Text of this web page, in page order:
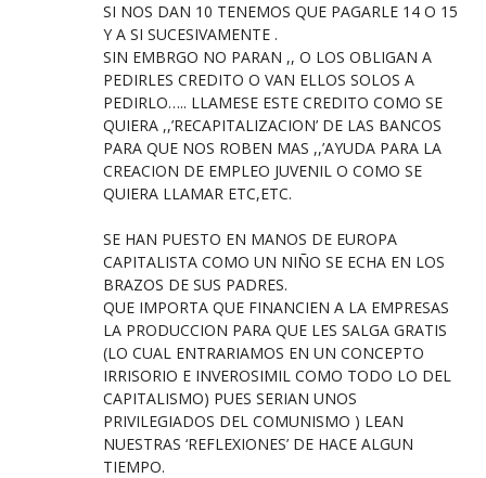
SI NOS DAN 10 TENEMOS QUE PAGARLE 14 O 15
Y A SI SUCESIVAMENTE .
SIN EMBRGO NO PARAN ,, O LOS OBLIGAN A
PEDIRLES CREDITO O VAN ELLOS SOLOS A
PEDIRLO….. LLAMESE ESTE CREDITO COMO SE
QUIERA ,,’RECAPITALIZACION’ DE LAS BANCOS
PARA QUE NOS ROBEN MAS ,,’AYUDA PARA LA
CREACION DE EMPLEO JUVENIL O COMO SE
QUIERA LLAMAR ETC,ETC.
SE HAN PUESTO EN MANOS DE EUROPA
CAPITALISTA COMO UN NIÑO SE ECHA EN LOS
BRAZOS DE SUS PADRES.
QUE IMPORTA QUE FINANCIEN A LA EMPRESAS
LA PRODUCCION PARA QUE LES SALGA GRATIS
(LO CUAL ENTRARIAMOS EN UN CONCEPTO
IRRISORIO E INVEROSIMIL COMO TODO LO DEL
CAPITALISMO) PUES SERIAN UNOS
PRIVILEGIADOS DEL COMUNISMO ) LEAN
NUESTRAS ‘REFLEXIONES’ DE HACE ALGUN
TIEMPO.